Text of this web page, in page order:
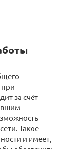
при
за счёт
Такое
и имеет,